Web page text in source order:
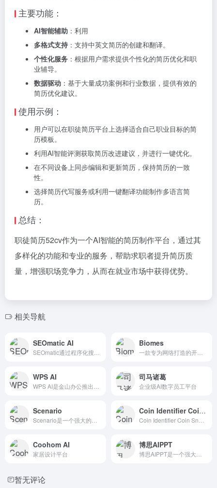
主要功能：
AI智能辅助 ：利用
多格式支持 ：支持中英文简历的创建和翻译。
个性化服务 ：根据用户需求提供个性化的简历优化和职
业辅导。
数据驱动 ：基于大量成功案例和行业数据，提供有效的
简历优化建议。
使用示例：
用户可以在职徒简历平台上选择适合自己职业目标的简
历模板。
利用AI智能评测获取简历改进建议，并进行一键优化。
在不同设备上同步编辑和更新简历，保持简历的一致
性。
选择简历代写服务或利用一键翻译功能制作多语言简
历。
总结：
职徒简历52cv作为一个AI智能的简历制作平台，通过其
多样化的功能和专业的服务，帮助求职者提升简历质
量，增强职场竞争力，从而在就业市场中获得优势。
相关导航
SEOmatic AI Biomes
WPS AI 司马诸葛
企业级AI数字员工平台
Scenario Coin Identifier Coin Snap
Coohom AI
家居设计平台
博思AIPPT
暂无评论